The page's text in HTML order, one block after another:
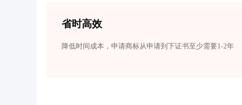
省时高效
降低时间成本，申请商标从申请到下证书至少需要1-2年